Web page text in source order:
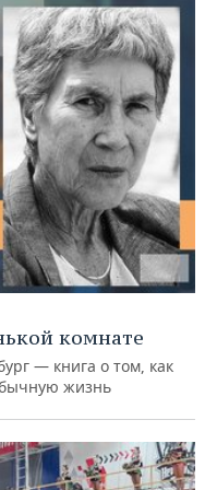
комнате
— книга о том, как
жизнь